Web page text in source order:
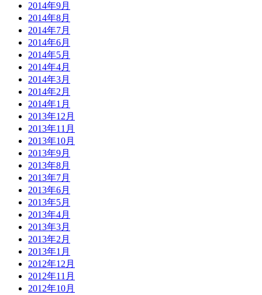
2014年9月
2014年8月
2014年7月
2014年6月
2014年5月
2014年4月
2014年3月
2014年2月
2014年1月
2013年12月
2013年11月
2013年10月
2013年9月
2013年8月
2013年7月
2013年6月
2013年5月
2013年4月
2013年3月
2013年2月
2013年1月
2012年12月
2012年11月
2012年10月